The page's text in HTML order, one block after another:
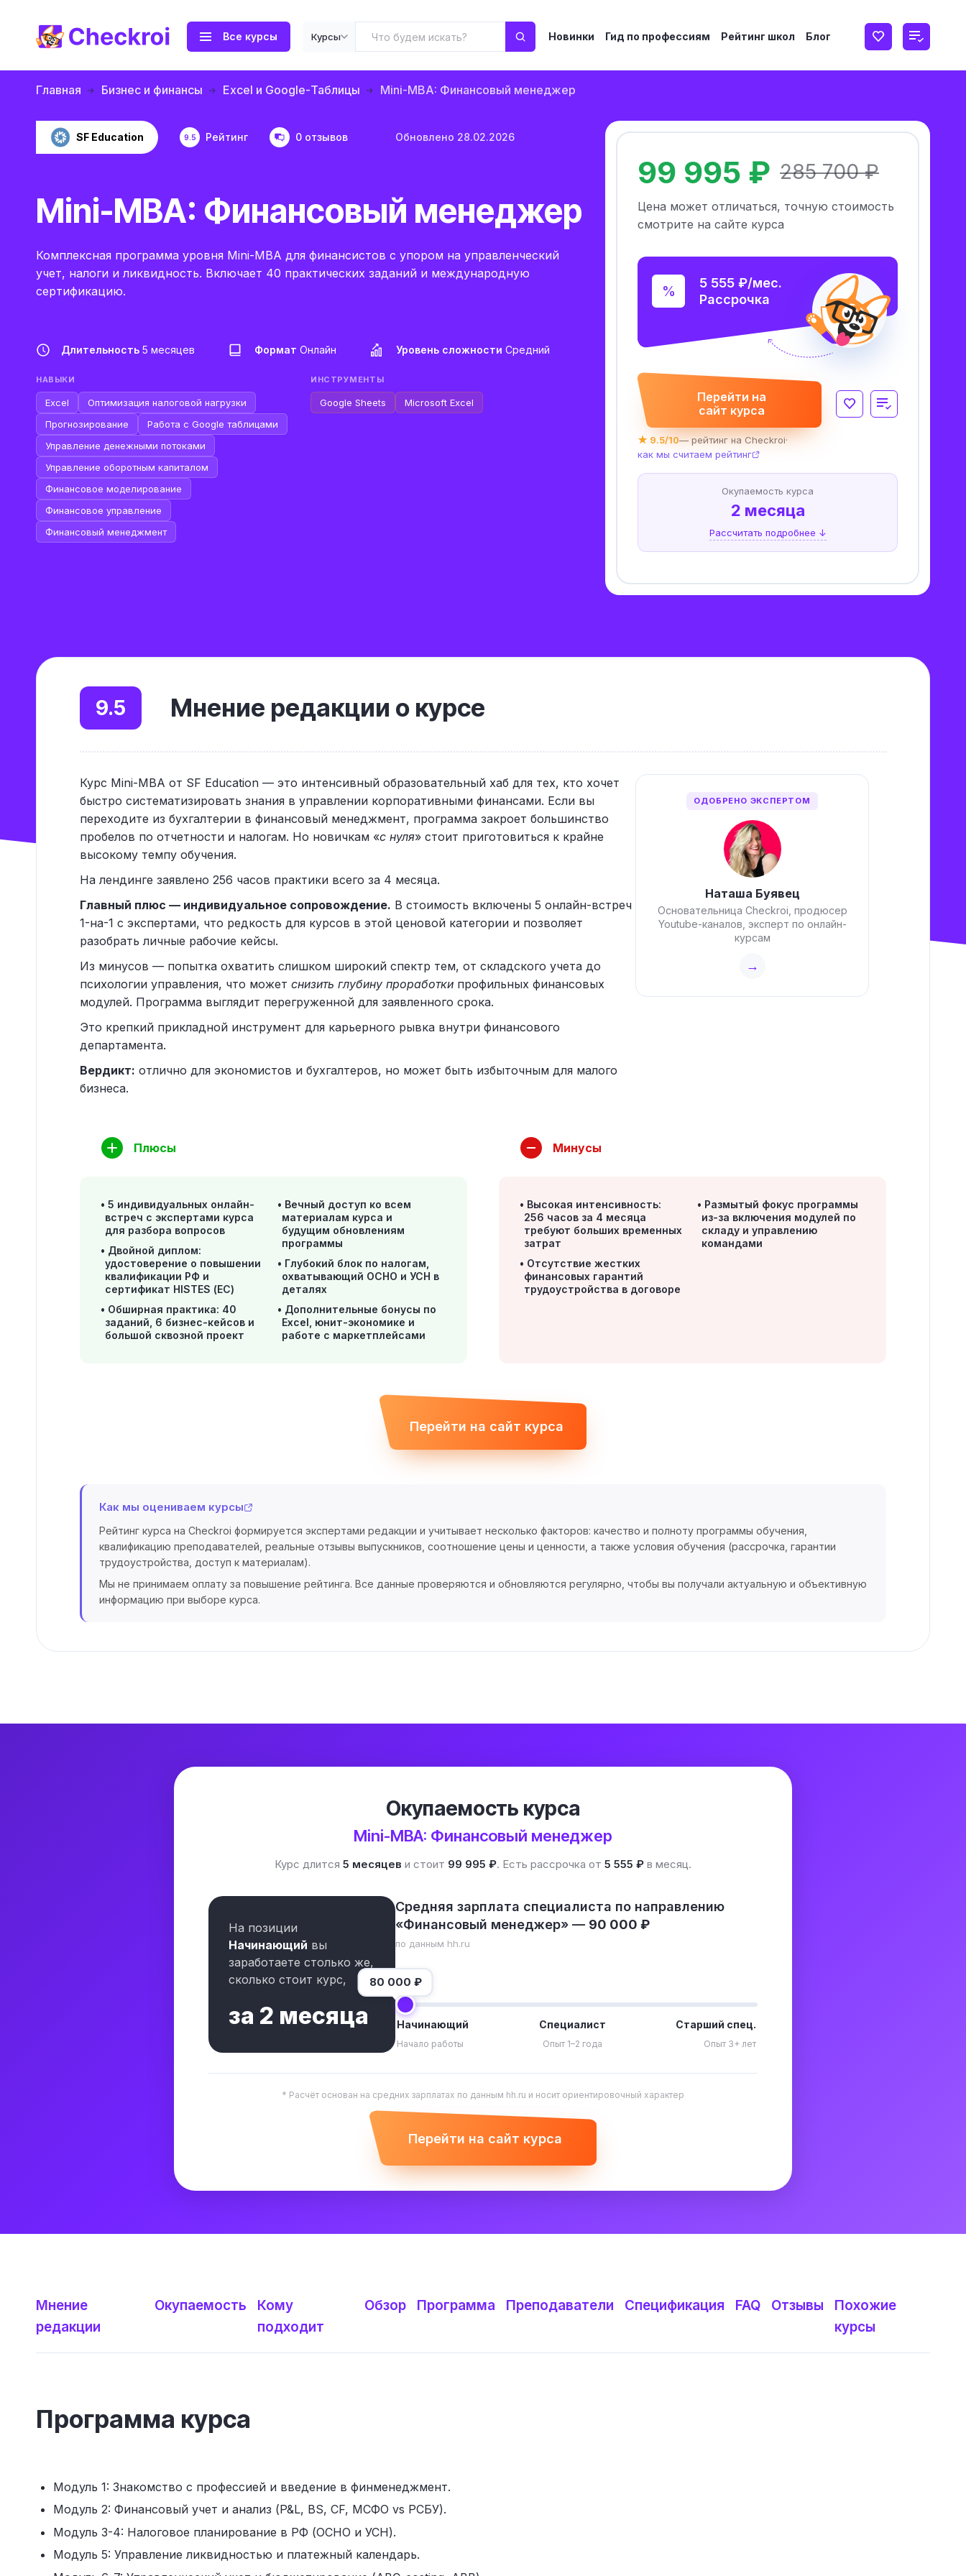
Все курсы Курсы Новинки Гид по профессиям Рейтинг школ Блог
Главная Бизнес и финансы Excel и Google-Таблицы Mini-MBA: Финансовый менеджер
SF Education 9.5 Рейтинг 0 отзывов Обновлено 28.02.2026
Mini-MBA: Финансовый менеджер
Комплексная программа уровня Mini-MBA для финансистов с упором на управленческий
учет, налоги и ликвидность. Включает 40 практических заданий и международную
сертификацию.
Длительность 5 месяцев Формат Онлайн Уровень сложности Средний
НАВЫКИ
Excel
Оптимизация налоговой нагрузки
Прогнозирование
Работа с Google таблицами
Управление денежными потоками
Управление оборотным капиталом
Финансовое моделирование
Финансовое управление
Финансовый менеджмент
ИНСТРУМЕНТЫ
Google Sheets Microsoft Excel
99 995 ₽ 285 700 ₽
Цена может отличаться, точную стоимость
смотрите на сайте курса
5 555 ₽/мес.
Рассрочка
Перейти на
сайт курса
★ 9.5/10— рейтинг на Checkroi·
как мы считаем рейтинг
Окупаемость курса
2 месяца
Рассчитать подробнее ↓
Мнение редакции о курсе
9.5
Курс Mini-MBA от SF Education — это интенсивный образовательный хаб для тех, кто хочет
быстро систематизировать знания в управлении корпоративными финансами. Если вы
переходите из бухгалтерии в финансовый менеджмент, программа закроет большинство
пробелов по отчетности и налогам. Но новичкам «с нуля» стоит приготовиться к крайне
высокому темпу обучения.
На лендинге заявлено 256 часов практики всего за 4 месяца.
Главный плюс — индивидуальное сопровождение. В стоимость включены 5 онлайн-встреч
1-на-1 с экспертами, что редкость для курсов в этой ценовой категории и позволяет
разобрать личные рабочие кейсы.
Из минусов — попытка охватить слишком широкий спектр тем, от складского учета до
психологии управления, что может снизить глубину проработки профильных финансовых
модулей. Программа выглядит перегруженной для заявленного срока.
Это крепкий прикладной инструмент для карьерного рывка внутри финансового
департамента.
Вердикт: отлично для экономистов и бухгалтеров, но может быть избыточным для малого
бизнеса.
ОДОБРЕНО ЭКСПЕРТОМ
Наташа Буявец
Основательница Checkroi, продюсер
Youtube-каналов, эксперт по онлайн-
курсам
→
Плюсы
5 индивидуальных онлайн-
встреч с экспертами курса
для разбора вопросов
Двойной диплом:
удостоверение о повышении
квалификации РФ и
сертификат HISTES (ЕС)
Обширная практика: 40
заданий, 6 бизнес-кейсов и
большой сквозной проект
Вечный доступ ко всем
материалам курса и
будущим обновлениям
программы
Глубокий блок по налогам,
охватывающий ОСНО и УСН в
деталях
Дополнительные бонусы по
Excel, юнит-экономике и
работе с маркетплейсами
Минусы
Высокая интенсивность:
256 часов за 4 месяца
требуют больших временных
затрат
Отсутствие жестких
финансовых гарантий
трудоустройства в договоре
Размытый фокус программы
из-за включения модулей по
складу и управлению
командами
Перейти на сайт курса
Как мы оцениваем курсы
Рейтинг курса на Checkroi формируется экспертами редакции и учитывает несколько факторов: качество и полноту программы обучения,
квалификацию преподавателей, реальные отзывы выпускников, соотношение цены и ценности, а также условия обучения (рассрочка, гарантии
трудоустройства, доступ к материалам).
Мы не принимаем оплату за повышение рейтинга. Все данные проверяются и обновляются регулярно, чтобы вы получали актуальную и объективную
информацию при выборе курса.
Окупаемость курса
Mini-MBA: Финансовый менеджер
Курс длится 5 месяцев и стоит 99 995 ₽. Есть рассрочка от 5 555 ₽ в месяц.
На позиции
Начинающий вы
заработаете столько же,
сколько стоит курс,
за 2 месяца
Средняя зарплата специалиста по направлению
«Финансовый менеджер» — 90 000 ₽
по данным hh.ru
80 000 ₽
Начинающий
Начало работы
Специалист
Опыт 1–2 года
Старший спец.
Опыт 3+ лет
* Расчёт основан на средних зарплатах по данным hh.ru и носит ориентировочный характер
Перейти на сайт курса
Мнение
редакции
Окупаемость
Кому
подходит
Обзор Программа Преподаватели Спецификация FAQ Отзывы
Похожие
курсы
Программа курса
Модуль 1: Знакомство с профессией и введение в финменеджмент.
Модуль 2: Финансовый учет и анализ (P&L, BS, CF, МСФО vs РСБУ).
Модуль 3-4: Налоговое планирование в РФ (ОСНО и УСН).
Модуль 5: Управление ликвидностью и платежный календарь.